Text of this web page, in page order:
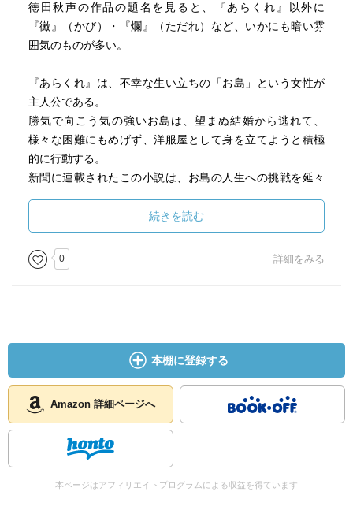
徳田秋声の作品の題名を見ると、『あらくれ』以外に
『黴』（かび）・『爛』（ただれ）など、いかにも暗い雰
囲気のものが多い。
『あらくれ』は、不幸な生い立ちの「お島」という女性が
主人公である。
勝気で向こう気の強いお島は、望まぬ結婚から逃れて、
様々な困難にもめげず、洋服屋として身を立てようと積極
的に行動する。
新聞に連載されたこの小説は、お島の人生への挑戦を延々
お島の人生の起伏は激しいが、小説そのものは、結論も何
もなく、いきなり読者は小説の外の世界に放り出されてし
まう。
明治から大正にかけての自然主義とはこんなものだったの
かと思ってしまう。
続きを読む
0 詳細をみる
本棚に登録する
Amazon 詳細ページへ
本ページはアフィリエイトプログラムによる収益を得ています